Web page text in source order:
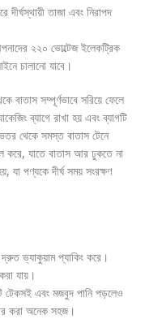
তাজা এবং নিরাপদ
২২০ ভোল্টেজ ইলেকট্রিক
চালানো যাবে।
বাতাস সম্পূর্ণভাবে সরিয়ে ফেলে
ব্যাগে রাখা হয় এবং ব্যাগটি
থেকে সমস্ত বাতাস টেনে
করে, যাতে বাতাস আর ঢুকতে না
যা পণ্যকে দীর্ঘ সময় সংরক্ষণ
ভ্যাকুয়াম প্যাকিং করে।
যায়।
টেকসই এবং মজবুদ পানি পড়লেও
করা অনেক সহজ।